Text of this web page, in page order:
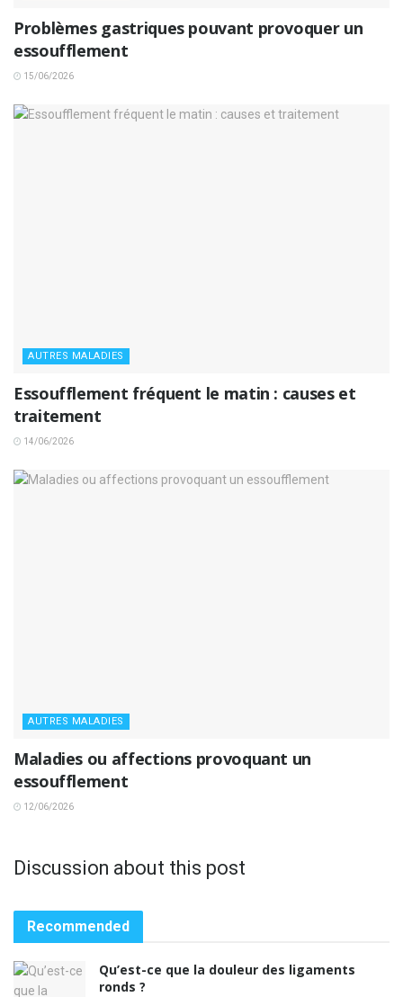
Problèmes gastriques pouvant provoquer un
essoufflement
15/06/2026
AUTRES MALADIES
Essoufflement fréquent le matin : causes et
traitement
14/06/2026
AUTRES MALADIES
Maladies ou affections provoquant un
essoufflement
12/06/2026
Discussion about this post
Recommended
Qu’est-ce que la douleur des ligaments
ronds ?